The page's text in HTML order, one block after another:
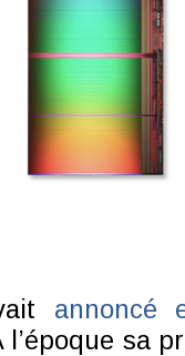
annoncé
sa